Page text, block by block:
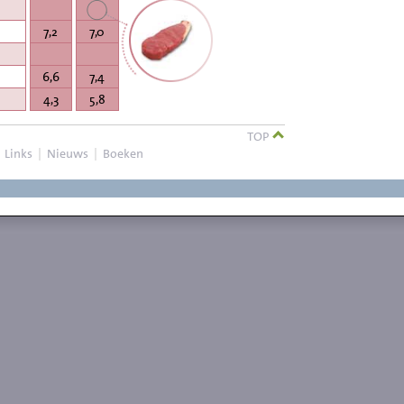
7,2 7,0
6,6 7,4
4,3 5,8
TOP
Links | Nieuws | Boeken